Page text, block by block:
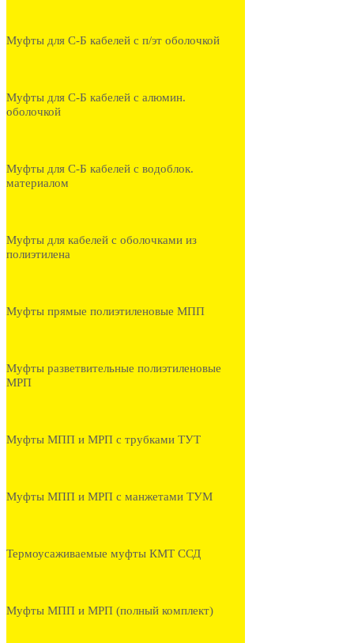
Муфты для С-Б кабелей с п/эт оболочкой
Муфты для С-Б кабелей с алюмин.
оболочкой
Муфты для С-Б кабелей с водоблок.
материалом
Муфты для кабелей с оболочками из
полиэтилена
Муфты прямые полиэтиленовые МПП
Муфты разветвительные полиэтиленовые
МРП
Муфты МПП и МРП с трубками ТУТ
Муфты МПП и МРП с манжетами ТУМ
Термоусаживаемые муфты КМТ ССД
Муфты МПП и МРП (полный комплект)